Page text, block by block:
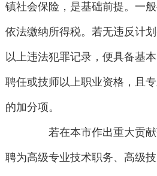
镇社会保险，是基础前提。一
依法缴纳所得税。若无违反计
以上违法犯罪记录，便具备基
聘任或技师以上职业资格，且
的加分项。
若在本市作出重大贡献
聘为高级专业技术职务、高级